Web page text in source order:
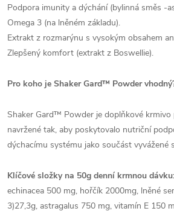
Podpora imunity a dýchání (bylinná směs -
Omega 3 (na lněném základu).
Extrakt z rozmarýnu s vysokým obsahem
Zlepšený komfort (extrakt z Boswellie).
Pro koho je Shaker Gard™ Powder
Shaker Gard™ Powder je doplňkové krmivo
navržené tak, aby poskytovalo nutriční
dýchacímu systému jako součást vyvážené
Klíčové složky na 50g denní krmnou dávku:
echinacea 500 mg, hořčík 2000mg, lněné
3)27,3g, astragalus 750 mg, vitamín E 150